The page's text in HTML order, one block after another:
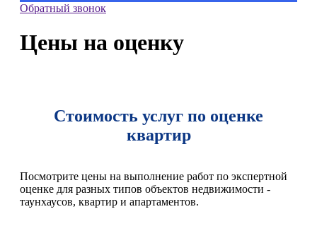
Обратный звонок
Цены на оценку
Стоимость услуг по оценке
квартир
Посмотрите цены на выполнение работ по экспертной
оценке для разных типов объектов недвижимости -
таунхаусов, квартир и апартаментов.